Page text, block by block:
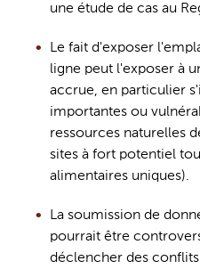
une étude de cas au
Le fait d'exposer
ligne peut l'exposer à
accrue, en particulier
importantes ou
ressources naturelles
sites à fort potentiel
alimentaires uniques).
La soumission de
pourrait être
déclencher des